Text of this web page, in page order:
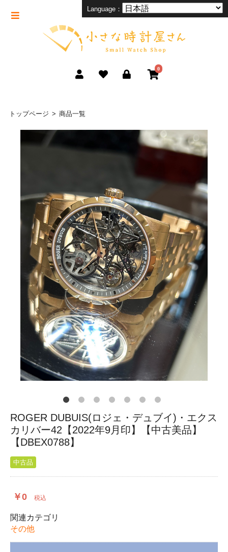
Language：
0
トップページ 商品一覧
ROGER DUBUIS(ロジェ・デュブイ)・エクス
カリバー42【2022年9月印】【中古美品】
【DBEX0788】
中古品
￥0 税込
関連カテゴリ
その他